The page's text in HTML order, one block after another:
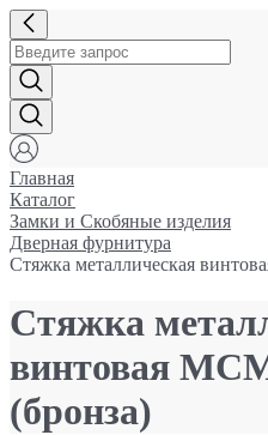
Главная
Каталог
Замки и Cкобяные изделия
Дверная фурнитура
Стяжка металлическая
Стяжка
винтовая
(бронза)